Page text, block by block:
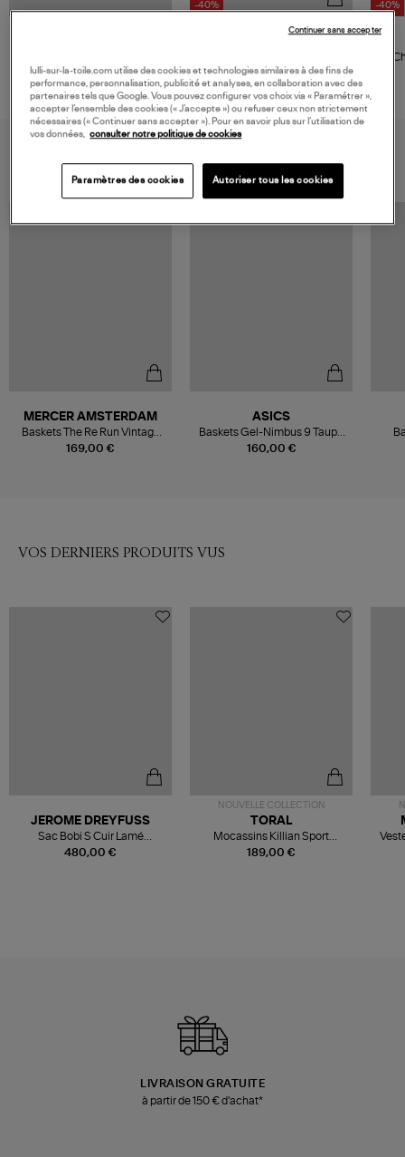
-40%
220,00 €
132,00 €
-40%
169,00 €
MERCER AMSTERDAM
Baskets The Re Run Vintage
White Red
160,00 €
ASICS
Baskets Gel-Nimbus 9 Taupe
Grey Birch
VOS DERNIERS PRODUITS VUS
480,00 €
JEROME DREYFUSS
Sac Bobi S Cuir Lamé
Champagne
NOUVELLE COLLECTION
189,00 €
TORAL
Mocassins Killian Sport
Mousse
LIVRAISON GRATUITE
à partir de 150 € d'achat*
lulli-sur-la-toile.com utilise des cookies et technologies similaires à des fins de
performance, personnalisation, publicité et analyses, en collaboration avec des
partenaires tels que Google. Vous pouvez configurer vos choix via « Paramétrer »,
accepter l’ensemble des cookies (« J’accepte ») ou refuser ceux non strictement
nécessaires (« Continuer sans accepter »). Pour en savoir plus sur l’utilisation de
vos données, consulter notre politique de cookies
Paramètres des cookies Autoriser tous les cookies
Continuer sans accepter